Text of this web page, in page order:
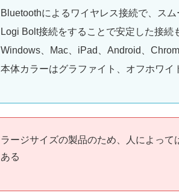
Bluetoothによるワイヤレス接続で、ス
Logi Bolt接続をすることで安定した接続
Windows、Mac、iPad、Android、
本体カラーはグラファイト、オフホワ
ラージサイズの製品のため、人によっ
ある